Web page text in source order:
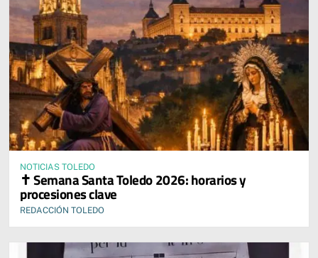
NOTICIAS TOLEDO
✝️ Semana Santa Toledo 2026: horarios y
procesiones clave
REDACCIÓN TOLEDO